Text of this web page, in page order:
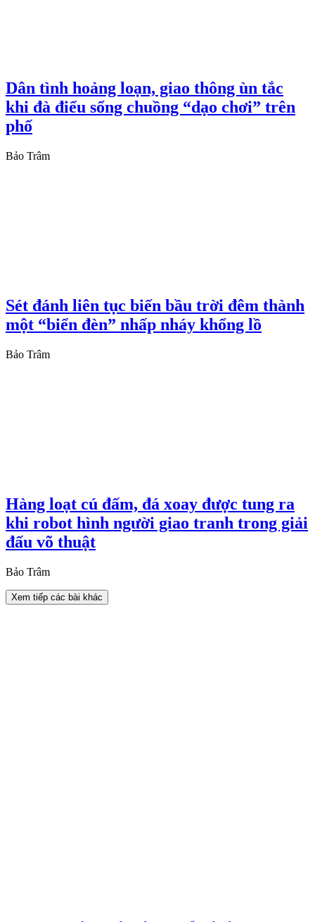
Dân tình hoảng loạn, giao thông ùn tắc
khi đà điểu sổng chuồng “dạo chơi” trên
phố
Bảo Trâm
Sét đánh liên tục biến bầu trời đêm thành
một “biển đèn” nhấp nháy khổng lồ
Bảo Trâm
Hàng loạt cú đấm, đá xoay được tung ra
khi robot hình người giao tranh trong giải
đấu võ thuật
Bảo Trâm
Xem tiếp các bài khác